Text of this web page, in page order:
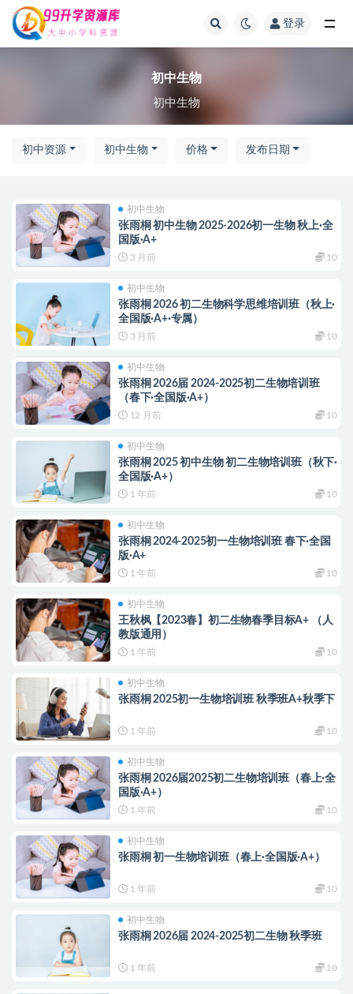
登录
初中生物
初中生物
初中资源 初中生物 价格 发布日期
初中生物
张雨桐 初中生物 2025-2026初一生物 秋上·全
国版·A+
3 月前 10
初中生物
张雨桐 2026 初二生物科学思维培训班（秋上·
全国版·A+·专属）
3 月前 10
初中生物
张雨桐 2026届 2024-2025初二生物培训班
（春下·全国版·A+）
12 月前 10
初中生物
张雨桐 2025 初中生物 初二生物培训班（秋下·
全国版·A+）
1 年前 10
初中生物
张雨桐 2024-2025初一生物培训班 春下·全国
版·A+
1 年前 10
初中生物
王秋枫【2023春】初二生物春季目标A+ （人
教版通用）
1 年前 10
初中生物
张雨桐 2025初一生物培训班 秋季班A+秋季下
1 年前 10
初中生物
张雨桐 2026届2025初二生物培训班（春上·全
国版·A+）
1 年前 10
初中生物
张雨桐 初一生物培训班（春上·全国版·A+）
1 年前 10
初中生物
张雨桐 2026届 2024-2025初二生物 秋季班
1 年前 10